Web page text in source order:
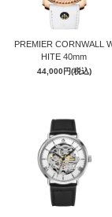
PREMIER CORNWALL
HITE 40mm
44,000円(税込)